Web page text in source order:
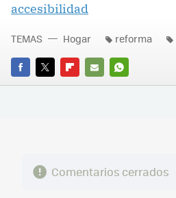
accesibilidad
FACEBOOK
TWITTERFLIPBOARD
E-
WHATSAPP
TEMAS Hogar reforma
Comentarios cerrados